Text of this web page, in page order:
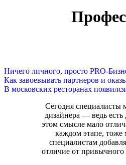
Ничего личного, просто PRO-
Как завоевывать партнеров и
В московских ресторанах
Сегодня специалисты
дизайнера — ведь
этом смысле мало
каждом этапе, тоже
специалистам
отличие от